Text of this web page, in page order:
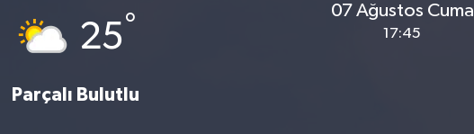
25°
Parçalı Bulutlu
07 Ağustos Cuma
17:45